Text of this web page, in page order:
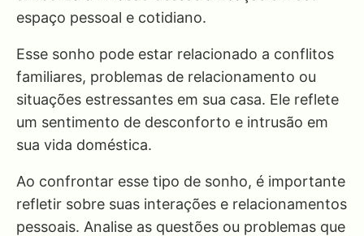
espaço pessoal e cotidiano.
Esse sonho pode estar relacionado a conflitos
familiares, problemas de relacionamento ou
situações estressantes em sua casa. Ele reflete
um sentimento de desconforto e intrusão em
sua vida doméstica.
Ao confrontar esse tipo de sonho, é importante
refletir sobre suas interações e relacionamentos
pessoais. Analise as questões ou problemas que